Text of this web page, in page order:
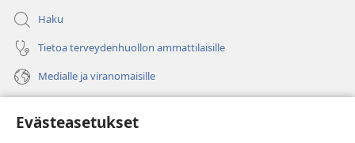
Evästeasetukset
Haku
Tietoa terveydenhuollon ammattilaisille
Medialle ja viranomaisille